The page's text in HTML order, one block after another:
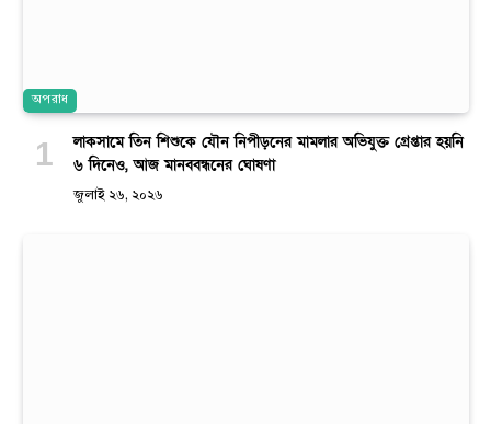
অপরাধ
লাকসামে তিন শিশুকে যৌন নিপীড়নের মামলার অভিযুক্ত গ্রেপ্তার হয়নি
৬ দিনেও, আজ মানববন্ধনের ঘোষণা
জুলাই ২৬, ২০২৬